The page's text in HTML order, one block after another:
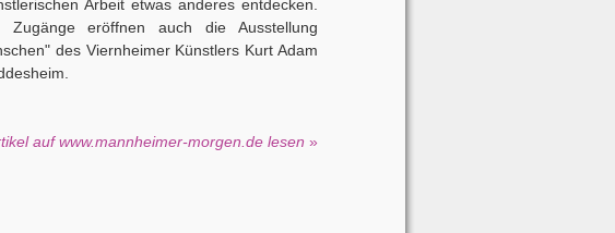
Arbeit etwas anderes entdecken.
Zugänge eröffnen auch die Ausstellung
des Viernheimer Künstlers Kurt Adam
auf www.mannheimer-morgen.de lesen »